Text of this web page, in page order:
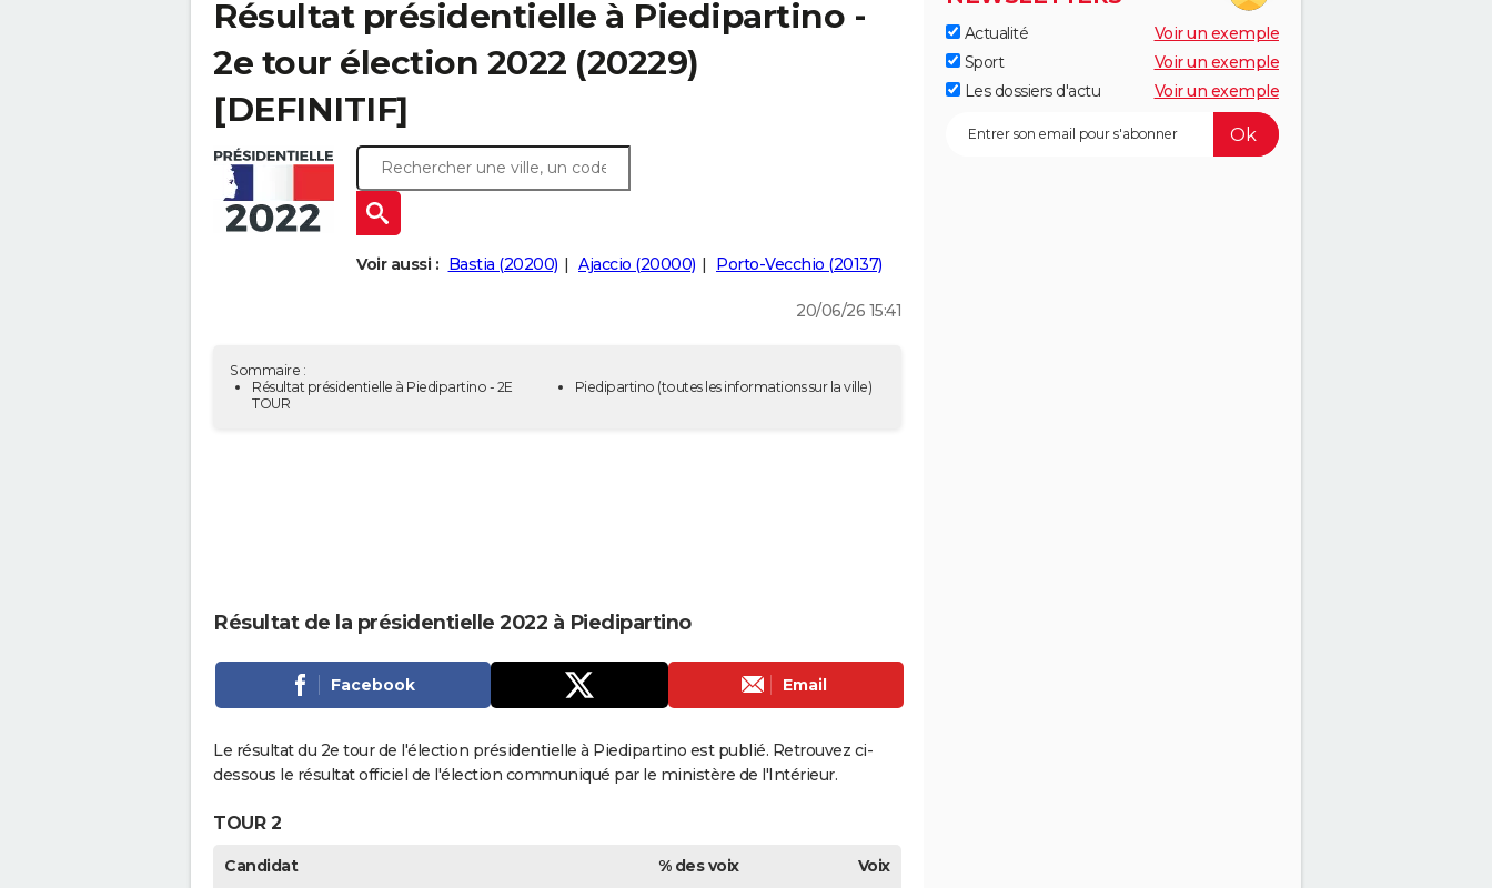
Résultat présidentielle à Piedipartino -
2e tour élection 2022 (20229)
[DEFINITIF]
Voir aussi : Bastia (20200) Ajaccio (20000) Porto-Vecchio (20137)
20/06/26 15:41
Sommaire :
Résultat présidentielle à Piedipartino - 2E
TOUR
Piedipartino (toutes les informations sur la ville)
Résultat de la présidentielle 2022 à Piedipartino
Facebook Email
Le résultat du 2e tour de l'élection présidentielle à Piedipartino est publié. Retrouvez ci-
dessous le résultat officiel de l'élection communiqué par le ministère de l'Intérieur.
TOUR 2
Candidat % des voix
Voix
Actualité
Voir un exemple
Sport
Voir un exemple
Les dossiers d'actu
Voir un exemple